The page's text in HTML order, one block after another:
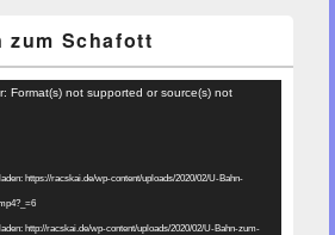
zum Schafott
Format(s) not supported or source(s) not
https://racskai.de/wp-content/uploads/2020/02/U-Bahn-
http://racskai.de/wp-content/uploads/2020/02/U-Bahn-zum-